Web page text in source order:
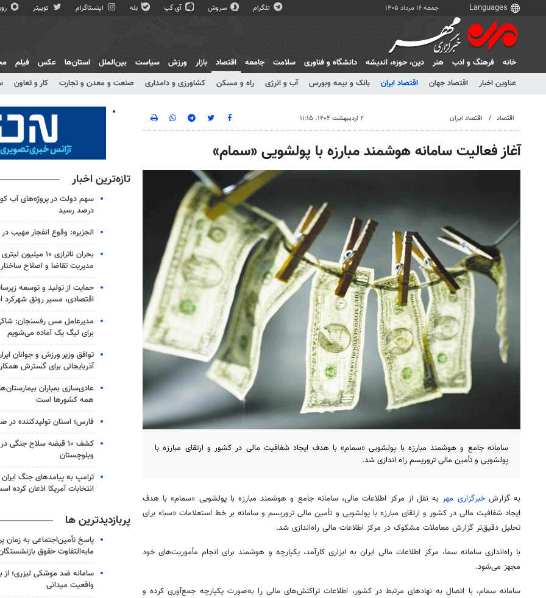
جمعه ۱۶ مرداد ۱۴۰۵ تلگرام سروش آی گپ بله اینستاگرام توییتر
خانه فرهنگ و ادب هنر دين، حوزه، انديشه دانشگاه و فناوری سلامت جامعه
اقتصاد
عناوین اخبار
اقتصاد جهان اقتصاد ایران بانک و بیمه وبورس آب و انرژی راه و مسکن کشاورزی و دامداری صنعت و معدن و تجارت کار و تعاون
بازار ورزش سیاست بین‌الملل استان‌ها عکس فیلم
اقتصاد اقتصاد ایران ۲ اردیبهشت ۱۴۰۴، ۱۱:۱۵
آغاز فعالیت سامانه هوشمند مبارزه با پولشویی «سمام»
سامانه جامع و هوشمند مبارزه با پولشویی «سمام» با هدف ایجاد شفافیت مالی در کشور و ارتقای مبارزه با
پولشویی و تأمین مالی تروریسم راه اندازی شد.
به گزارشخبرگزاری مهر به نقل از مرکز اطلاعات مالی، سامانه جامع و هوشمند مبارزه باپولشویی «سمام» با هدف
ایجاد شفافیت مالی در کشور و ارتقای مبارزه باپولشویی و تأمین مالی تروریسم و سامانه بر خط استعلامات «سبا» برای
تحلیل دقیق‌تر گزارش معاملات مشکوک در مرکز اطلاعات مالی راه‌اندازی شد.
با راه‌اندازی سامانه سما، مرکز اطلاعات مالی ایران به ابزاری کارآمد، یکپارچه و هوشمند برای انجام مأموریت‌های خود
مجهز می‌شود.
سامانهسمام، با اتصال به نهادهای مرتبط در کشور، اطلاعات تراکنش‌های مالی را به‌صورت یکپارچه جمع‌آوری کرده و
تازه‌ترین اخبار
درصد رسید
الجزیره: وقوع انفجار مهیب
بحران ناترازی ۱۰
مدیریت تقاضا و اصلاح ساختار
حمایت از تولید و توسعه
اقتصادی، مسیر رونق
مدیرعامل مس رفسنجان:
برای لیگ یک آماده می‌شویم
توافق وزیر ورزش و جوانان
آذربایجانی برای گسترش
عادی‌سازی بمباران
همه کشورها است
فارس؛ استان تولیدکننده در
کشف ۱۰ قبضه سلاح
وبلوچستان
ترامپ به پیامدهای جنگ ایران
انتخابات آمریکا اذعان کرده
پربازدیدترین ها
پاسخ تأمین‌اجتماعی به زمان
مابه‌التفاوت حقوق
سامانه ضد موشکی لیزری؛ از
واقعیت میدانی